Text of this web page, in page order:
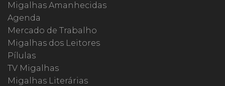
Migalhas Amanhecidas
Agenda
Mercado de Trabalho
Migalhas dos Leitores
Pílulas
TV Migalhas
Migalhas Literárias